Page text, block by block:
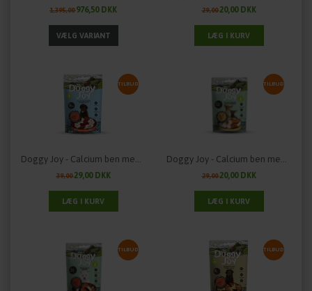
1.395,00976,50 DKK 29,0020,00 DKK
TILBUD
Doggy Joy - Calcium ben med And til hvalpe
39,0029,00 DKK
TILBUD
Doggy Joy - Calcium ben med Kylling
29,0020,00 DKK
TILBUD TILBUD